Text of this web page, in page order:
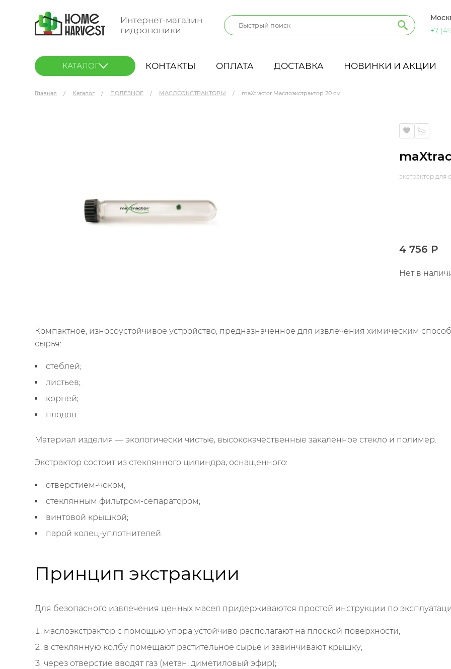
Интернет-магазин
гидропоники
+7
КАТАЛОГ КОНТАКТЫ ОПЛАТА ДОСТАВКА НОВИНКИ И АКЦИИ
Главная Каталог ПОЛЕЗНОЕ МАСЛОЭКСТРАКТОРЫ maXtractor Маслоэкстрактор 20 см
экстрактор для
4 756 Р
Нет в
Компактное, износоустойчивое устройство, предназначенное для извлечения химическим
сырья:
стеблей;
листьев;
корней;
плодов.
Материал изделия — экологически чистые, высококачественные закаленное стекло и полимер.
Экстрактор состоит из стеклянного цилиндра, оснащенного:
отверстием-чоком;
стеклянным фильтром-сепаратором;
винтовой крышкой;
парой колец-уплотнителей.
Принцип экстракции
Для безопасного извлечения ценных масел придерживаются простой инструкции по
маслоэкстрактор с помощью упора устойчиво располагают на плоской поверхности;
в стеклянную колбу помещают растительное сырье и завинчивают крышку;
через отверстие вводят газ (метан, диметиловый эфир);